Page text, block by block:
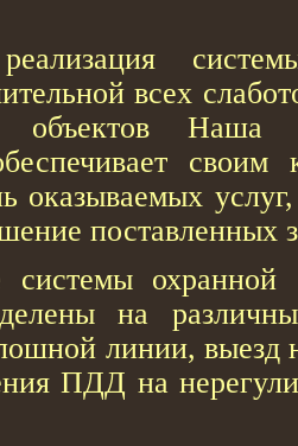
всех
объектов
своим
оказываемых
поставленных
охранной
на
линии, выезд
ПДД на